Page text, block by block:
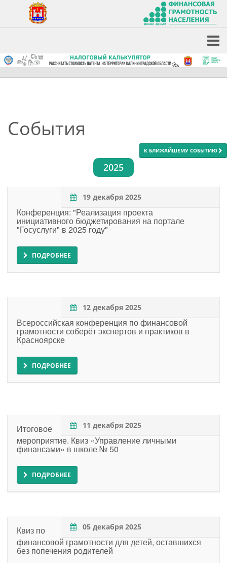
События
К БЛИЖАЙШЕМУ СОБЫТИЮ
2025
19 декабря 2025
Конференция: "Реализация проекта
инициативного бюджетирования на портале
"Госуслуги" в 2025 году"
ПОДРОБНЕЕ
12 декабря 2025
Всероссийская конференция по финансовой
грамотности соберёт экспертов и практиков в
Красноярске
ПОДРОБНЕЕ
11 декабря 2025
Итоговое
мероприятие. Квиз «Управление личными
финансами» в школе № 50
ПОДРОБНЕЕ
05 декабря 2025
Квиз по
финансовой грамотности для детей, оставшихся
без попечения родителей